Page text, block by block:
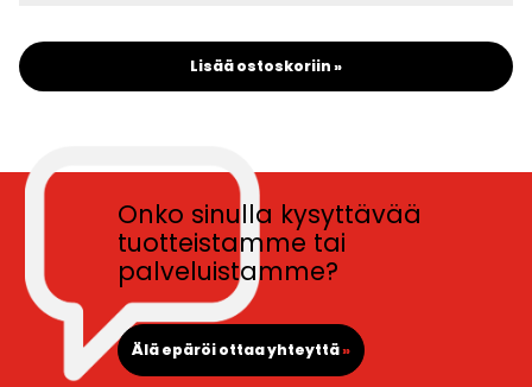
Lisää ostoskoriin »
Onko sinulla kysyttävää
tuotteistamme tai
palveluistamme?
Älä epäröi ottaa yhteyttä»